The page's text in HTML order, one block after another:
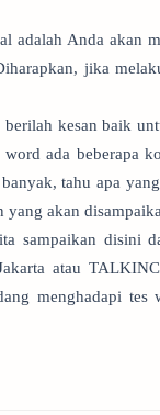
adalah Anda akan
jika
kesan baik
ada beberapa
tahu apa
yang akan
sampaikan disini
atau TALKINC
menghadapi tes